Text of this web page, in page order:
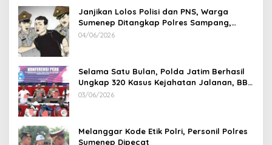
Janjikan Lolos Polisi dan PNS, Warga
Sumenep Ditangkap Polres Sampang,
Korban Rugi Rp 600 juta
04/06/2026
Selama Satu Bulan, Polda Jatim Berhasil
Ungkap 320 Kasus Kejahatan Jalanan, BB
100 Sepeda Motor dan 12 Mobil Diamankan
03/06/2026
Melanggar Kode Etik Polri, Personil Polres
Sumenep Dipecat